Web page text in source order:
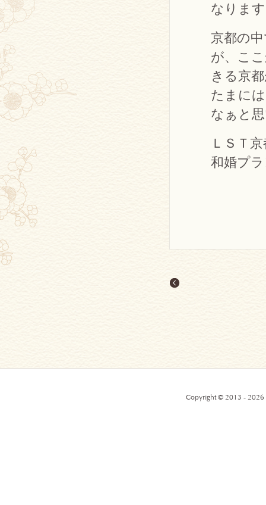
なりま
京都の
が、こ
きる京
たまに
なぁと
ＬＳＴ
和婚プ
Copyright © 2013 - 2026